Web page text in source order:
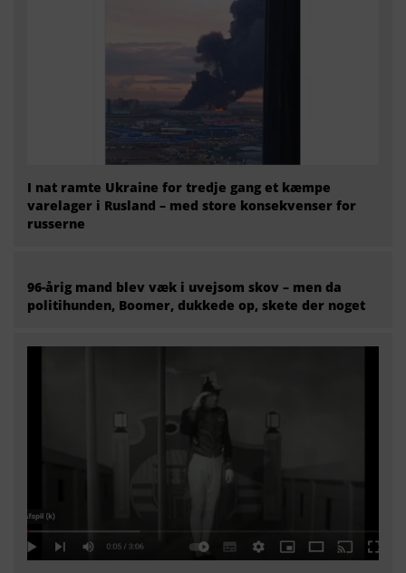
I nat ramte Ukraine for tredje gang et kæmpe
varelager i Rusland – med store konsekvenser for
russerne
96-årig mand blev væk i uvejsom skov – men da
politihunden, Boomer, dukkede op, skete der noget